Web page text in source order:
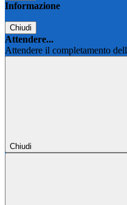
Informazione
Chiudi
Attendere...
Attendere il completamento
Chiudi